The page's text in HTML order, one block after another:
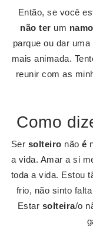
Então, se você
não ter um
parque ou dar
mais animada.
reunir com as
Como
Ser solteiro não é
a vida. Amar a si
toda a vida. Estou
frio, não sinto
Estar solteira/o